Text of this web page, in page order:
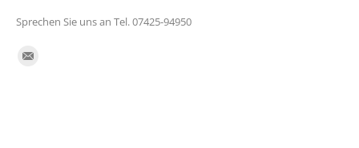
Sprechen Sie uns an Tel. 07425-94950
Finden Sie uns auf: